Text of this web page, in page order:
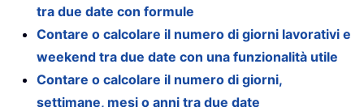
tra due date con formule
Contare o calcolare il numero di giorni lavorativi e
weekend tra due date con una funzionalità utile
Contare o calcolare il numero di giorni,
settimane, mesi o anni tra due date